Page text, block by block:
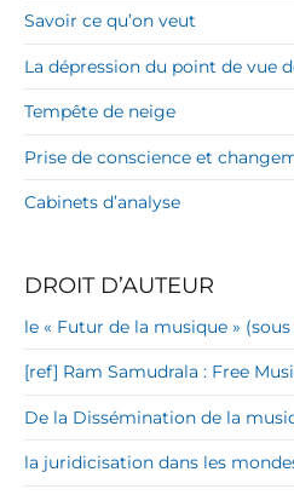
Savoir ce qu’on veut
La dépression du point de vue
Tempête de neige
Prise de conscience et
Cabinets d’analyse
DROIT D’AUTEUR
le « Futur de la musique »
[ref] Ram Samudrala : Free
De la Dissémination de la
la juridicisation dans les